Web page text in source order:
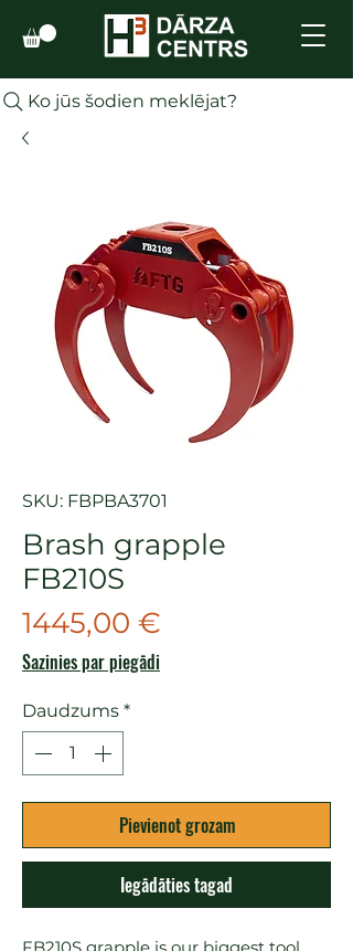
Ko jūs šodien meklējat?
SKU: FBPBA3701
Brash grapple
FB210S
1445,00 €
Sazinies par piegādi
Daudzums *
Pievienot grozam
Iegādāties tagad
FB210S grapple is our biggest tool